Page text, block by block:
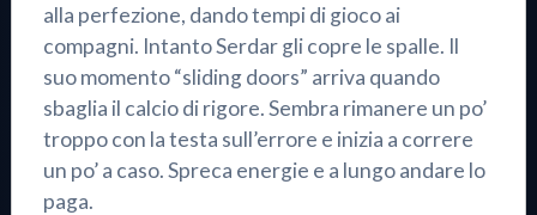
alla perfezione, dando tempi di gioco ai
compagni. Intanto Serdar gli copre le spalle. Il
suo momento “sliding doors” arriva quando
sbaglia il calcio di rigore. Sembra rimanere un po’
troppo con la testa sull’errore e inizia a correre
un po’ a caso. Spreca energie e a lungo andare lo
paga.